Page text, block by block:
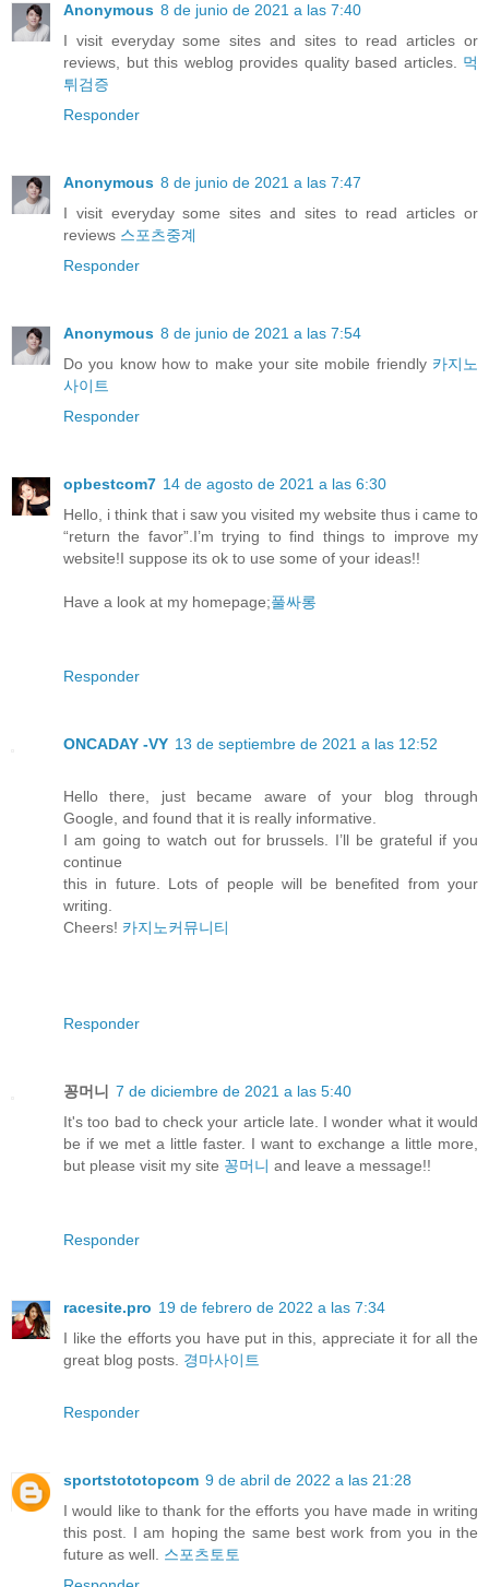
Anonymous 8 de junio de 2021 a las 7:40
I visit everyday some sites and sites to read articles or
reviews, but this weblog provides quality based articles. 먹
튀검증
Responder
Anonymous 8 de junio de 2021 a las 7:47
I visit everyday some sites and sites to read articles or
reviews 스포츠중계
Responder
Anonymous 8 de junio de 2021 a las 7:54
Do you know how to make your site mobile friendly 카지노
사이트
Responder
opbestcom7 14 de agosto de 2021 a las 6:30
Hello, i think that i saw you visited my website thus i came to
“return the favor”.I’m trying to find things to improve my
website!I suppose its ok to use some of your ideas!!
Have a look at my homepage;풀싸롱
Responder
ONCADAY -VY 13 de septiembre de 2021 a las 12:52
Hello there, just became aware of your blog through
Google, and found that it is really informative.
I am going to watch out for brussels. I’ll be grateful if you
continue
this in future. Lots of people will be benefited from your
writing.
Cheers! 카지노커뮤니티
Responder
꽁머니
7 de diciembre de 2021 a las 5:40
It's too bad to check your article late. I wonder what it would
be if we met a little faster. I want to exchange a little more,
but please visit my site 꽁머니 and leave a message!!
Responder
racesite.pro 19 de febrero de 2022 a las 7:34
I like the efforts you have put in this, appreciate it for all the
great blog posts. 경마사이트
Responder
sportstototopcom 9 de abril de 2022 a las 21:28
I would like to thank for the efforts you have made in writing
this post. I am hoping the same best work from you in the
future as well. 스포츠토토